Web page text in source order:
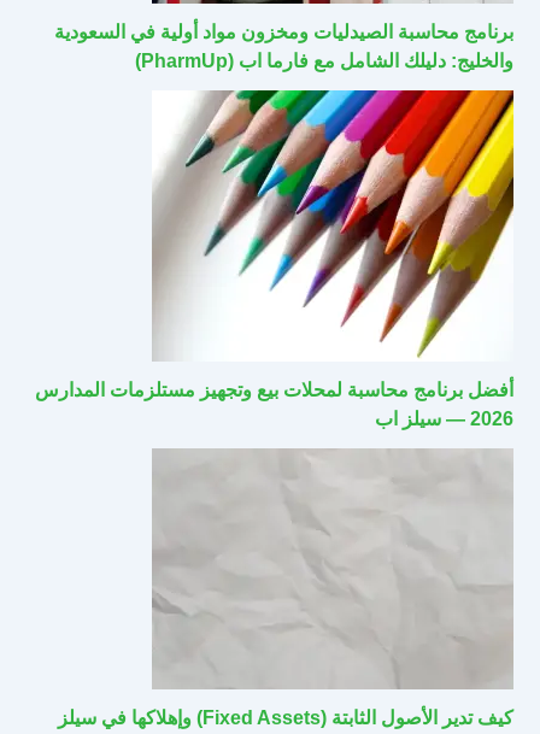
برنامج محاسبة الصيدليات ومخزون مواد أولية في السعودية
والخليج: دليلك الشامل مع فارما اب (PharmUp)
أفضل برنامج محاسبة لمحلات بيع وتجهيز مستلزمات المدارس
2026 — سيلز اب
كيف تدير الأصول الثابتة (Fixed Assets) وإهلاكها في سيلز